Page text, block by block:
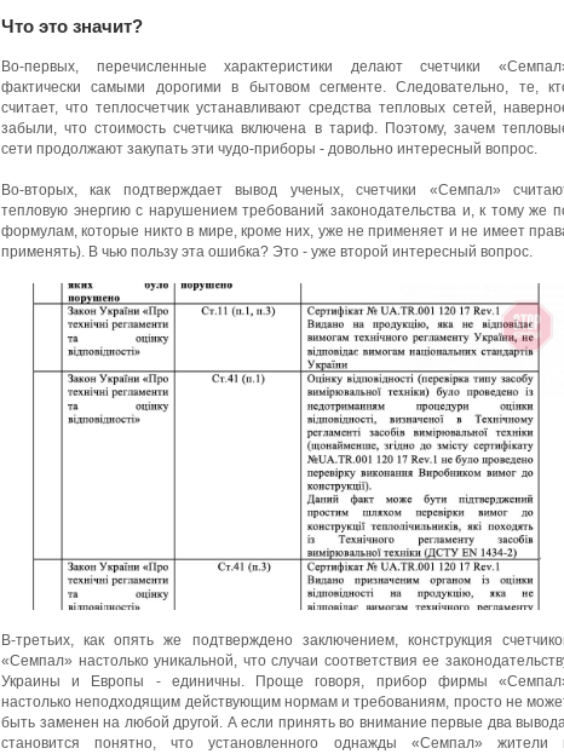
Что это значит?
Во-первых, перечисленные характеристики делают счетчики
фактически самыми дорогими в бытовом сегменте. Следовательно, те,
считает, что теплосчетчик устанавливают средства тепловых сетей,
забыли, что стоимость счетчика включена в тариф. Поэтому, зачем
сети продолжают закупать эти чудо-приборы - довольно интересный вопрос.
Во-вторых, как подтверждает вывод ученых, счетчики «Семпал»
тепловую энергию с нарушением требований законодательства и, к тому же
формулам, которые никто в мире, кроме них, уже не применяет и не имеет
применять). В чью пользу эта ошибка? Это - уже второй интересный вопрос.
В-третьих, как опять же подтверждено заключением, конструкция
«Семпал» настолько уникальной, что случаи соответствия ее
Украины и Европы - единичны. Проще говоря, прибор фирмы
настолько неподходящим действующим нормам и требованиям, просто не
быть заменен на любой другой. А если принять во внимание первые два
становится понятно, что установленного однажды «Семпал» жители